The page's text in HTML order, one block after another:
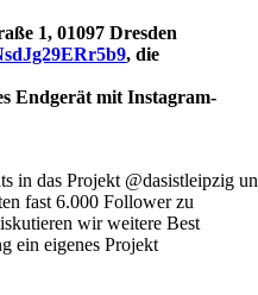
1, 01097 Dresden
, die
Endgerät mit Instagram-
in das Projekt @dasistleipzig
fast 6.000 Follower zu
wir weitere Best
ein eigenes Projekt